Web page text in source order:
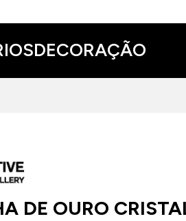
DECORAÇÃO
DE OURO